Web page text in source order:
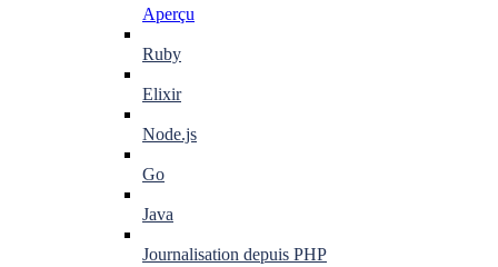
Aperçu
Ruby
Elixir
Node.js
Go
Java
Journalisation depuis PHP